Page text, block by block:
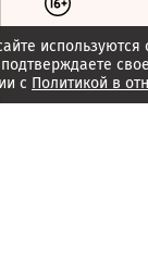
свое
с Политикой в